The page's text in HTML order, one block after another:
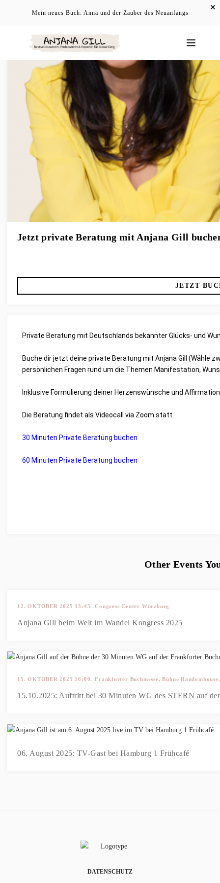
Mein neues Buch: Anna und der Zauber des Neuanfangs
Jetzt private Beratung mit Anjana Gill
JETZT
Private Beratung mit Deutschlands bekannter Glücks- und
Buche dir jetzt deine private Beratung mit Anjana Gill (Wähle
persönlichen Fragen rund um die Themen Manifestation,
Inklusive Formulierung deiner Herzenswünsche und
Die Beratung findet als Videocall via Zoom statt.
30 Minuten Private Beratung buchen
60 Minuten Private Beratung buchen
Other Events
12. OKTOBER 2025 13:45. Congress Center Würzburg
Anjana Gill beim Welt im Wandel Kongress 2025
15. OKTOBER 2025 16:00. Frankfurter Buchmesse, Bühne
15.10.2025: Auftritt bei 30 Minuten WG des STERN auf
06. August 2025: TV-Gast bei Hamburg 1 Frühcafé
DATENSCHUTZ